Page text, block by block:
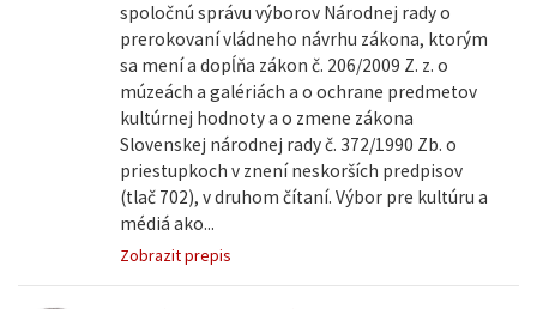
spoločnú správu výborov Národnej rady o
prerokovaní vládneho návrhu zákona, ktorým
sa mení a dopĺňa zákon č. 206/2009 Z. z. o
múzeách a galériách a o ochrane predmetov
kultúrnej hodnoty a o zmene zákona
Slovenskej národnej rady č. 372/1990 Zb. o
priestupkoch v znení neskorších predpisov
(tlač 702), v druhom čítaní. Výbor pre kultúru a
médiá ako...
Zobrazit prepis